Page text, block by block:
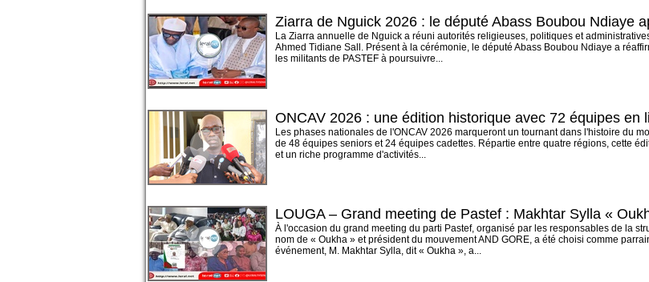
Ziarra de Nguick 2026 : le député Abass Boubou Ndiaye
La Ziarra annuelle de Nguick a réuni autorités religieuses, politiques et
Ahmed Tidiane Sall. Présent à la cérémonie, le député Abass Boubou Ndiaye a
les militants de PASTEF à poursuivre...
ONCAV 2026 : une édition historique avec 72 équipes en
Les phases nationales de l'ONCAV 2026 marqueront un tournant dans l'histoire du
de 48 équipes seniors et 24 équipes cadettes. Répartie entre quatre régions, cette
et un riche programme d'activités...
LOUGA – Grand meeting de Pastef : Makhtar Sylla «
À l'occasion du grand meeting du parti Pastef, organisé par les responsables de la
nom de « Oukha » et président du mouvement AND GORE, a été choisi comme
événement, M. Makhtar Sylla, dit « Oukha », a...